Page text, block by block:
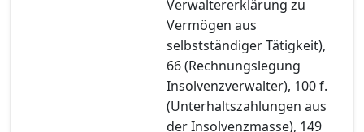
Verwaltererklärung zu
Vermögen aus
selbstständiger Tätigkeit),
66 (Rechnungslegung
Insolvenzverwalter), 100 f.
(Unterhaltszahlungen aus
der Insolvenzmasse), 149